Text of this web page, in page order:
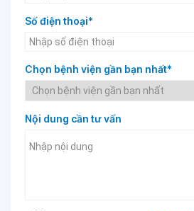
Số điện thoại*
Chọn bệnh viện gần bạn nhất*
Nội dung cần tư vấn